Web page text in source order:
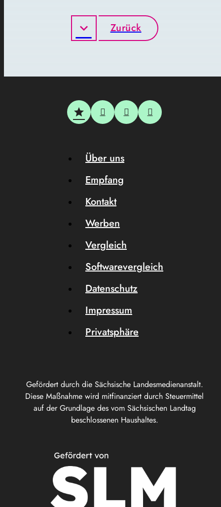
Zurück
Gefördert durch die Sächsische Landesmedienanstalt.
Diese Maßnahme wird mitfinanziert durch Steuermittel
auf der Grundlage des vom Sächsischen Landtag
beschlossenen Haushaltes.
Über uns
Empfang
Kontakt
Werben
Vergleich
Softwarevergleich
Datenschutz
Impressum
Privatsphäre